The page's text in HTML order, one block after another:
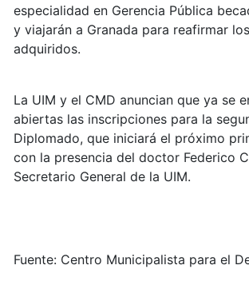
especialidad en Gerencia Pública
y viajarán a Granada para reafirmar
adquiridos.
La UIM y el CMD anuncian que ya se
abiertas las inscripciones para la
Diplomado, que iniciará el próximo
con la presencia del doctor Federico
Secretario General de la UIM.
Fuente: Centro Municipalista para el